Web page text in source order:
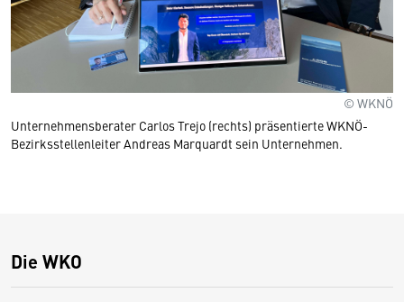
© WKNÖ
Unternehmensberater Carlos Trejo (rechts) präsentierte WKNÖ-
Bezirksstellenleiter Andreas Marquardt sein Unternehmen.
Die WKO